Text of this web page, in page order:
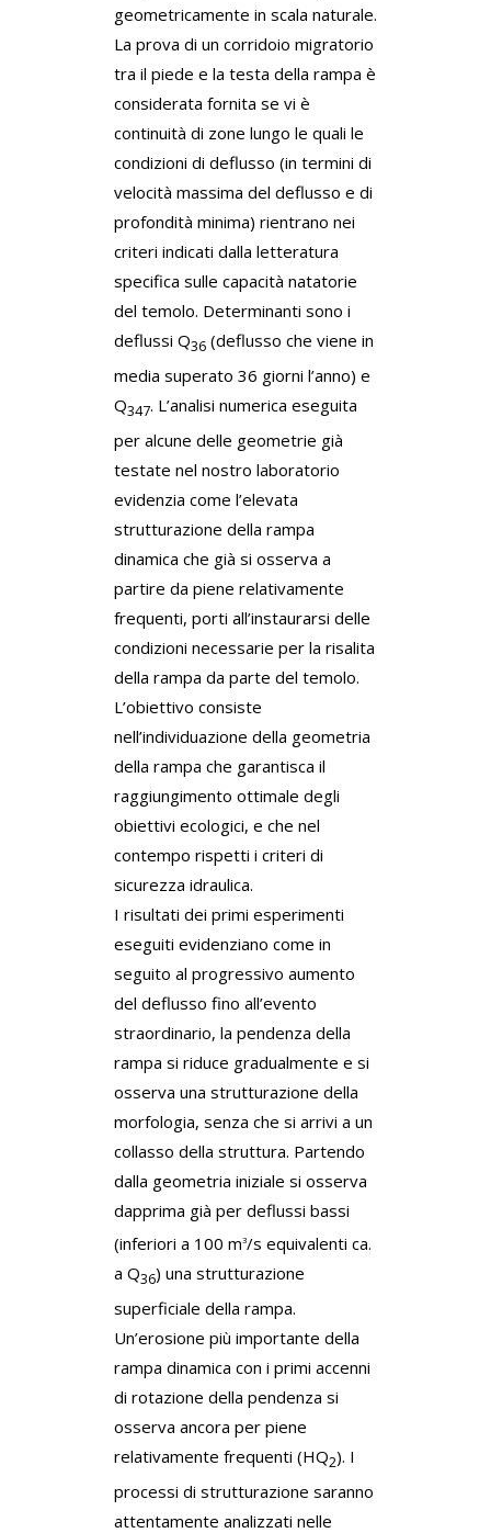
geometricamente in scala naturale.
La prova di un corridoio migratorio
tra il piede e la testa della rampa è
considerata fornita se vi è
continuità di zone lungo le quali le
condizioni di deflusso (in termini di
velocità massima del deflusso e di
profondità minima) rientrano nei
criteri indicati dalla letteratura
specifica sulle capacità natatorie
del temolo. Determinanti sono i
deflussi Q36 (deflusso che viene in
media superato 36 giorni l’anno) e
Q347. L’analisi numerica eseguita
per alcune delle geometrie già
testate nel nostro laboratorio
evidenzia come l’elevata
strutturazione della rampa
dinamica che già si osserva a
partire da piene relativamente
frequenti, porti all’instaurarsi delle
condizioni necessarie per la risalita
della rampa da parte del temolo.
L’obiettivo consiste
nell’individuazione della geometria
della rampa che garantisca il
raggiungimento ottimale degli
obiettivi ecologici, e che nel
contempo rispetti i criteri di
sicurezza idraulica.
I risultati dei primi esperimenti
eseguiti evidenziano come in
seguito al progressivo aumento
del deflusso fino all’evento
straordinario, la pendenza della
rampa si riduce gradualmente e si
osserva una strutturazione della
morfologia, senza che si arrivi a un
collasso della struttura. Partendo
dalla geometria iniziale si osserva
dapprima già per deflussi bassi
(inferiori a 100 m3/s equivalenti ca.
a Q36) una strutturazione
superficiale della rampa.
Un’erosione più importante della
rampa dinamica con i primi accenni
di rotazione della pendenza si
osserva ancora per piene
relativamente frequenti (HQ2). I
processi di strutturazione saranno
attentamente analizzati nelle